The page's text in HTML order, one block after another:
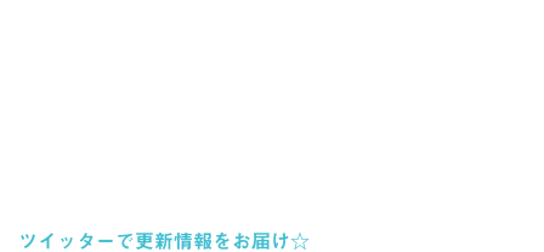
ツイッターで更新情報をお届け☆